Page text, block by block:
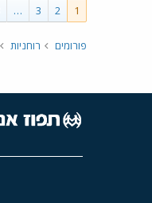
1
2
3
…
פורומים רוחניות